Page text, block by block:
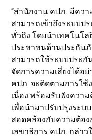
“สำนักงาน คปภ. มีคว
สามารถเข้าถึงระบบป
ทั่วถึง โดยนำเทคโนโ
ประชาชนด้านประกัน
สามารถใช้ระบบประกั
จัดการความเสี่ยงได้อ
คปภ. จะติดตามการใช้
เนื่อง พร้อมรับฟังควา
เพื่อนำมาปรับปรุงระบ
สอดคล้องกับความต้อง
เลขาธิการ คปภ. กล่า